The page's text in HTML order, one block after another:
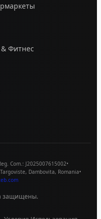
Фитнес
Com.: J2025007615002•
Targoviste, Dambovita, Romania•
защищены.